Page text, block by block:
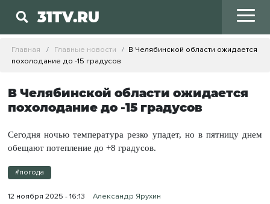
31TV.RU
Главная Главные новости
В Челябинской области ожидается
похолодание до -15 градусов
В Челябинской области ожидается
похолодание до -15 градусов
Сегодня ночью температура резко упадет, но в пятницу днем
обещают потепление до +8 градусов.
#погода
12 ноября 2025 - 16:13 Александр Ярухин